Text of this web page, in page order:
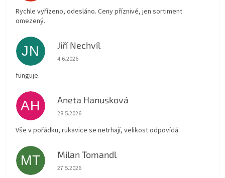
Rychle vyřízeno, odesláno. Ceny příznivé, jen sortiment
omezený.
JN Jiří Nechvíl
Hodnocení obchodu je 5 z 5 hvězdiček.
4.6.2026
funguje.
AH Aneta Hanusková
Hodnocení obchodu je 5 z 5 hvězdiček.
28.5.2026
Vše v pořádku, rukavice se netrhají, velikost odpovídá.
MT Milan Tomandl
Hodnocení obchodu je 5 z 5 hvězdiček.
27.5.2026